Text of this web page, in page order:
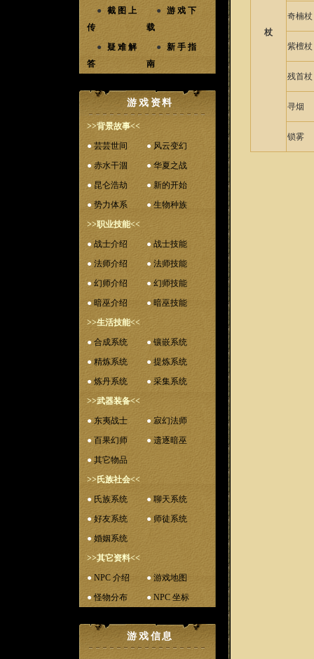
●
截图上
传
●
游戏下
载
●
疑难解
答
●
新手指
南
游戏资料
>>背景故事<<
● 芸芸世间 ● 风云变幻
● 赤水干涸 ● 华夏之战
● 昆仑浩劫 ● 新的开始
● 势力体系 ● 生物种族
>>职业技能<<
● 战士介绍 ● 战士技能
● 法师介绍 ● 法师技能
● 幻师介绍 ● 幻师技能
● 暗巫介绍 ● 暗巫技能
>>生活技能<<
● 合成系统 ● 镶嵌系统
● 精炼系统 ● 提炼系统
● 炼丹系统 ● 采集系统
>>武器装备<<
● 东夷战士 ● 寂幻法师
● 百果幻师 ● 遗逐暗巫
● 其它物品
>>氏族社会<<
● 氏族系统 ● 聊天系统
● 好友系统 ● 师徒系统
● 婚姻系统
>>其它资料<<
● NPC 介绍 ● 游戏地图
● 怪物分布 ● NPC 坐标
游戏信息
杖
奇楠杖
紫檀杖
残首杖
寻烟
锁雾